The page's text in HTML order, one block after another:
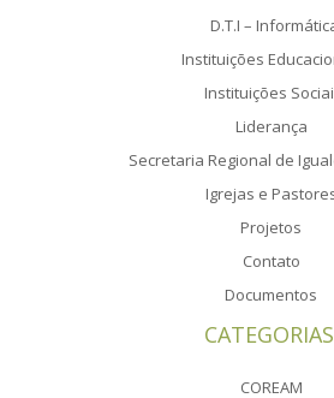
D.T.I –
Instituições
Instituições
Liderança
Secretaria Regional de
Igrejas e
Projetos
Contato
Documentos
CATEGORIAS
COREAM